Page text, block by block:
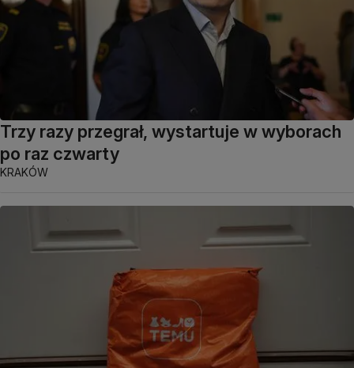
Trzy razy przegrał, wystartuje w wyborach
po raz czwarty
KRAKÓW